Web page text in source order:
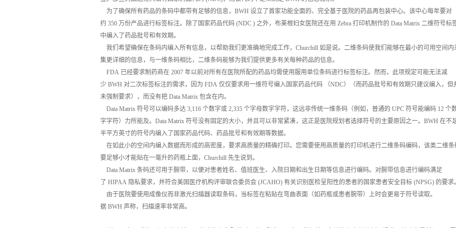
为了确保所有药品的条码中都带有足够的信息，BWH 设立了首家功能全面的、完全基于医院的药品再包装中心。该中心每年要对
约 350 万份产品进行标签标注。除了国家药品代码 (NDC ) 之外，布莱根妇女医院还在用 Zebra 打印机制作的 Data Matrix 二维符号标
中编入了药品批号和有效期。
我们希望确保在条码内编入所有信息，以帮助我们更准确地完成工作，Churchill 如是说。二维条码使我们能够在最小的可用空间内
集更详细的信息，与一维条码相比，二维条码能够为我们提供更多有关每种药品的信息。
FDA 已经要求制药商在 2007 年以前对所有在医院所配的药品均需使用服用单位条码进行标签标注。然而，此项规定可能无法减
少 BWH 对二次标签标注的需求，因为 FDA 仅仅要求用一维符号编入国家药品代码 （NDC）（而药品批号和有效期只建议编入，但
未强制要求），而没有把 Data Matrix 包含在内。
Data Matrix 符号可以编码多达 3,116 个数字或 2,335 个字母数字字符，这远非传统一维条码（例如，普通的 UPC 符号能编码 12 个
字字符）力所能及。Data Matrix 符号没有固定的大小，并且可以非常紧凑，这正是医院规划者选择符号的主要原因之一。BWH 在不
半平方英寸的符号内编入了国家药品代码、药品批号和有效期等数据。
在如此小的空间内编入数据而形成的高密度，要求高质量的精确打印。您需要使用高质量的打印机进行二维条码编码，该类二维条
要足够小才能贴在一毫升的药瓶上面，Churchill 先生说到。
Data Matrix 条码还可用于腕带，以便对患者姓名、值班医生、入院日期和出生日期等信息进行编码。对腕带信息进行编码满足
了 HIPAA 隐私要求，并符合美国医疗机构评审联合委员会 (JCAHO) 有关识别医检呈阳性的患者的国家患者安全目标 (NPSG) 的要求。
由于医院要使用成像仪而非激光扫描器读取条码，当标签在粘贴在弯曲表面（如药瓶或患者腕带）上时会更易于符号读取。
据 BWH 声称，扫描速率非常高。